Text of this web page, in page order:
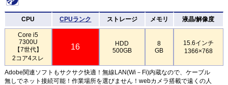
CPU CPUランク ストレージ メモリ 液晶/解像度
Core i5
7300U
【7世代】
2コア4スレ
16
HDD
500GB
8
GB
15.6インチ
1366×768
Adobe関連ソフトもサクサク快適！無線LAN(Wi－Fi)内蔵なので、ケーブル
無しでネット接続可能！作業場所を選びません！webカメラ搭載で遠くの人